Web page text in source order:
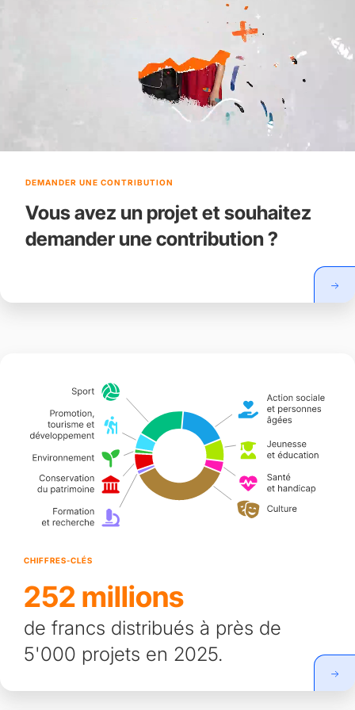
DEMANDER UNE CONTRIBUTION
Vous avez un projet et souhaitez
demander une contribution ?
CHIFFRES-CLÉS
252 millions
de francs distribués à près de
5'000 projets en 2025.